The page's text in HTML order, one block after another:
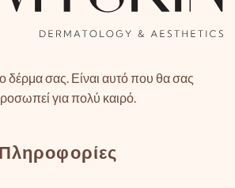
δέρμα σας. Είναι αυτό που θα σας
για πολύ καιρό.
Πληροφορίες